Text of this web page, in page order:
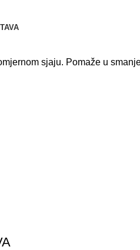
sjaju. Pomaže u